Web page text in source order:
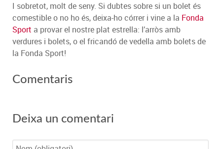
I sobretot, molt de seny. Si dubtes sobre si un bolet és
comestible o no ho és, deixa-ho córrer i vine a la Fonda
Sport a provar el nostre plat estrella: l’arròs amb
verdures i bolets, o el fricandó de vedella amb bolets de
la Fonda Sport!
Comentaris
Deixa un comentari